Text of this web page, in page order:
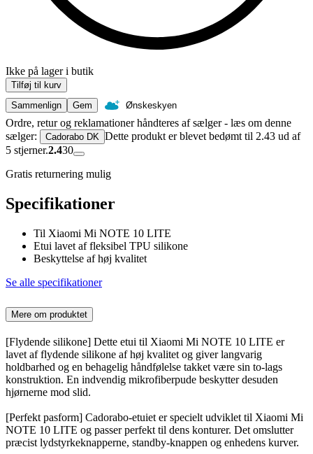
Ikke på lager i butik
Tilføj til kurv
Sammenlign
Gem Ønskeskyen
Ordre, retur og reklamationer håndteres af sælger - læs om denne
sælger:
Cadorabo DK Dette produkt er blevet bedømt til 2.43 ud af
5 stjerner.2.430
Gratis returnering mulig
Specifikationer
Til Xiaomi Mi NOTE 10 LITE
Etui lavet af fleksibel TPU silikone
Beskyttelse af høj kvalitet
Se alle specifikationer
Mere om produktet
[Flydende silikone] Dette etui til Xiaomi Mi NOTE 10 LITE er
lavet af flydende silikone af høj kvalitet og giver langvarig
holdbarhed og en behagelig håndfølelse takket være sin to-lags
konstruktion. En indvendig mikrofiberpude beskytter desuden
hjørnerne mod slid.
[Perfekt pasform] Cadorabo-etuiet er specielt udviklet til Xiaomi Mi
NOTE 10 LITE og passer perfekt til dens konturer. Det omslutter
præcist lydstyrkeknapperne, standby-knappen og enhedens kurver.